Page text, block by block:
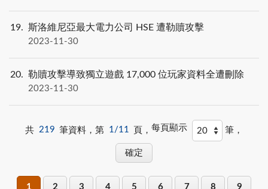
19 斯洛維尼亞最大電力公司 HSE 遭勒贖攻擊
2023-11-30
20 勒贖攻擊導致獨立遊戲 17,000 位玩家資料全遭刪除
2023-11-30
共 219 筆資料，第 1/11 頁， 每頁顯示 筆，
1 2 3 4 5 6 7 8 9